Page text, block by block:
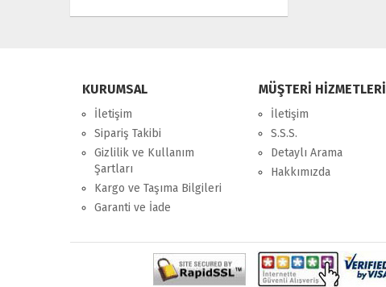
KURUMSAL
İletişim
Sipariş Takibi
Gizlilik ve Kullanım
Şartları
Kargo ve Taşıma Bilgileri
Garanti ve İade
MÜŞTERİ HİZMETLERİ
İletişim
S.S.S.
Detaylı Arama
Hakkımızda